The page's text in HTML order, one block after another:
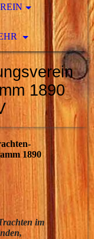
1890
1890
im